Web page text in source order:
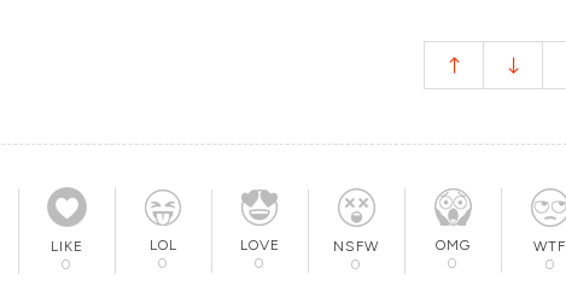
LIKE
0
LOL
0
LOVE
0
NSFW
0
OMG
0
WTF
0